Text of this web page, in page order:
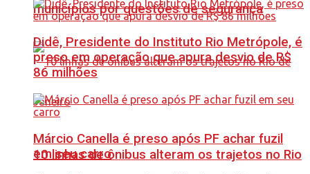
municípios por questões de segurança
10 linhas de ônibus alteram os trajetos no Rio
Didê, Presidente do Instituto Rio Metrópole, é
preso em operação que apura desvio de R$
86 milhões
Márcio Canella é preso após PF achar fuzil
em seu carro